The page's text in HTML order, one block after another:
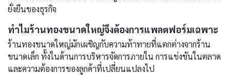
ยั่งยืนของธุรกิจ
ทำไมร้านทองขนาดใหญ่จึงต้องการแพลตฟอร์มเฉพาะ
ร้านทองขนาดใหญ่มักเผชิญกับความท้าทายที่แตกต่างจากร้าน
ขนาดเล็ก ทั้งในด้านการบริหารจัดการภายใน การแข่งขันในตลาด
และความต้องการของลูกค้าที่เปลี่ยนแปลงไป